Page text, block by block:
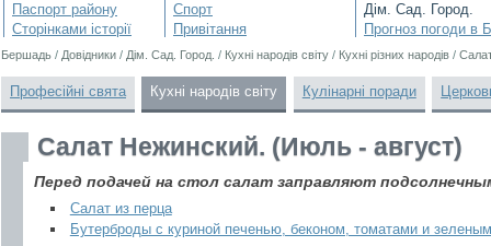
Паспорт району
Сторінками історії
Спорт
Привітання
Дім. Сад. Город.
Прогноз погоди в
Бершадь / Довідники / Дім. Сад. Город. / Кухні народів світу / Кухні різних народів /
Професійні свята Кухні народів світу Кулінарні поради
Салат Нежинский. (Июль - август)
Перед подачей на стол салат заправляют
Салат из перца
Бутерброды с куриной печенью, беконом, томатами и